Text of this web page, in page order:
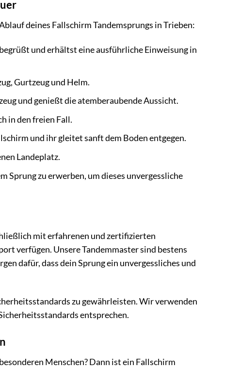
deines Fallschirm Tandemsprungs in Trieben:
und erhältst eine ausführliche Einweisung in
Gurtzeug und Helm.
und genießt die atemberaubende Aussicht.
in den freien Fall.
und ihr gleitet sanft dem Boden entgegen.
Landeplatz.
Sprung zu erwerben, um dieses unvergessliche
mit erfahrenen und zertifizierten
verfügen. Unsere Tandemmaster sind bestens
dafür, dass dein Sprung ein unvergessliches und
zu gewährleisten. Wir verwenden
entsprechen.
Menschen? Dann ist ein Fallschirm